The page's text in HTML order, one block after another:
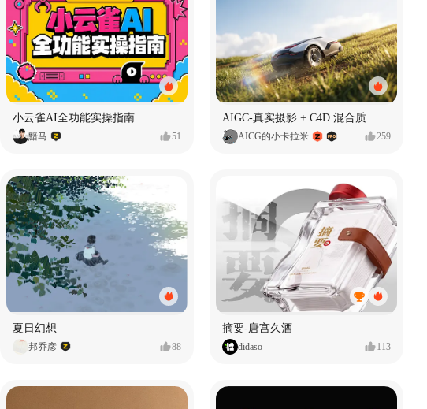
小云雀AI全功能实操指南
黯马 51
AIGC-真实摄影 + C4D 混合质 能让 AI 产品图更好吗?
AICG的小卡拉米 259
夏日幻想
邦乔彦 88
摘要-唐宫久酒
didaso 113